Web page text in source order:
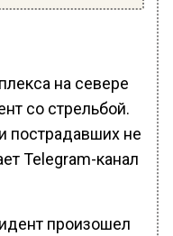
на севере
со стрельбой.
пострадавших не
Telegram-канал
произошел